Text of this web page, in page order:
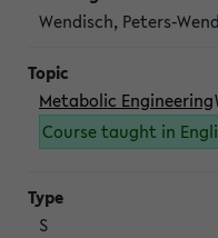
Wendisch, Peters-
Metabolic Engineering
Course taught in
S